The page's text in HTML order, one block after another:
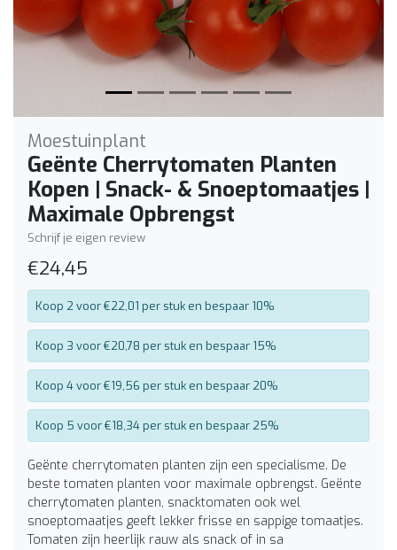
Moestuinplant
Geënte Cherrytomaten Planten
Kopen | Snack- & Snoeptomaatjes |
Maximale Opbrengst
Schrijf je eigen review
€24,45
Koop 2 voor €22,01 per stuk en bespaar 10%
Koop 3 voor €20,78 per stuk en bespaar 15%
Koop 4 voor €19,56 per stuk en bespaar 20%
Koop 5 voor €18,34 per stuk en bespaar 25%
Geënte cherrytomaten planten zijn een specialisme. De
beste tomaten planten voor maximale opbrengst. Geënte
cherrytomaten planten, snacktomaten ook wel
snoeptomaatjes geeft lekker frisse en sappige tomaatjes.
Tomaten zijn heerlijk rauw als snack of in sa